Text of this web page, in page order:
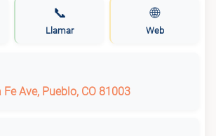
📞
Llamar
🌐
Web
Ave, Pueblo, CO 81003